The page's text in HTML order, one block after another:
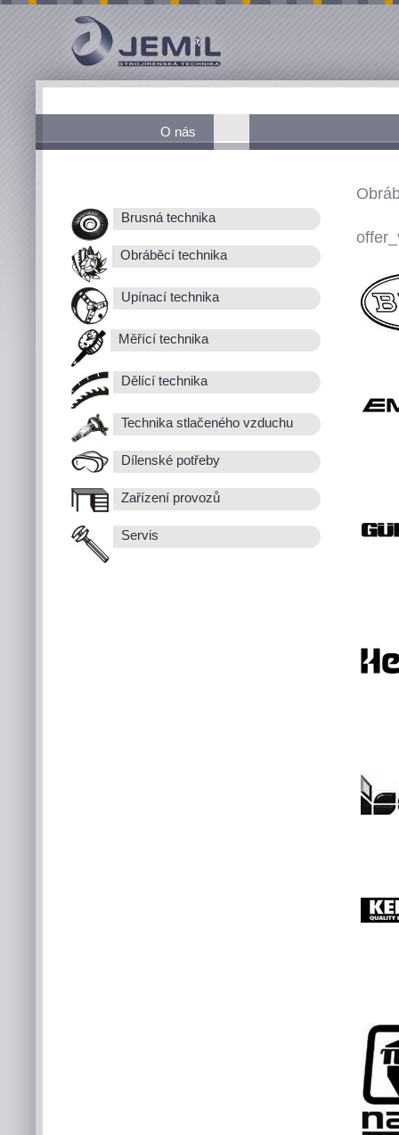
O nás
Brusná technika
Obráběcí technika
Upínací technika
Měřící technika
Dělící technika
Technika stlačeného vzduchu
Dílenské potřeby
Zařízení provozů
Servis